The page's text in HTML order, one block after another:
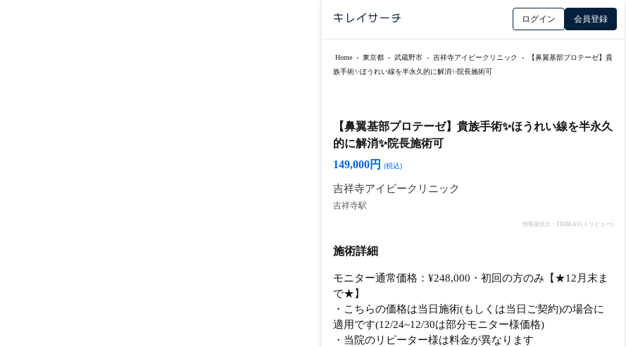
ログイン 会員登録
Home › 東京都 › 武蔵野市 › 吉祥寺アイビークリニック ›
【鼻翼基部プロテーゼ】貴
族手術✨ほうれい線を半永久的に解消✨院長施術可
【鼻翼基部プロテーゼ】貴族手術✨ほうれい線を半永久
的に解消✨院長施術可
149,000円
(税込)
吉祥寺アイビークリニック
吉祥寺駅
情報提供元：TRIBEAU(トリビュー)
施術詳細
モニター通常価格：¥248,000・初回の方のみ【★12月末ま
で★】
・こちらの価格は当日施術(もしくは当日ご契約)の場合に
適用です(12/24~12/30は部分モニター様価格)
・当院のリピーター様は料金が異なります